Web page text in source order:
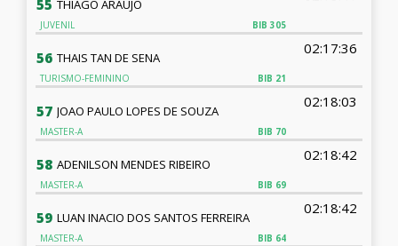
55
BIB 305
THIAGO ARAUJO
JUVENIL
56
BIB 21
THAIS TAN DE SENA
02:17:36
TURISMO-FEMININO
57
BIB 70
JOAO PAULO LOPES DE SOUZA
02:18:03
MASTER-A
58
BIB 69
ADENILSON MENDES RIBEIRO
02:18:42
MASTER-A
59
BIB 64
LUAN INACIO DOS SANTOS FERREIRA
02:18:42
MASTER-A